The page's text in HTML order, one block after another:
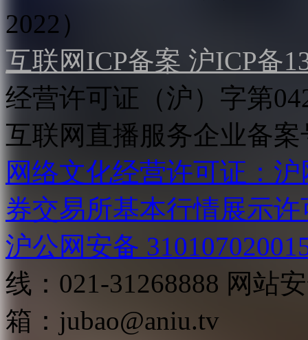
2022）
互联网ICP备案 沪ICP备
经营许可证（沪）字第
互联网直播服务企业备案
网络文化经营许可证：
券交易所基本行情展示许
沪公网安备
线：021-31268888 网站
箱： jubao@aniu.tv